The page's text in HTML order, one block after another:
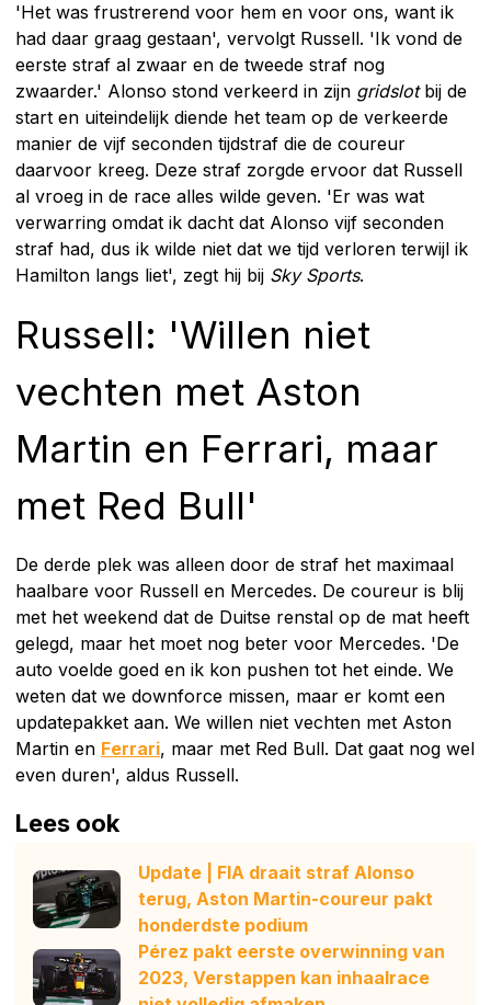
'Het was frustrerend voor hem en voor ons, want ik
had daar graag gestaan', vervolgt Russell. 'Ik vond de
eerste straf al zwaar en de tweede straf nog
zwaarder.' Alonso stond verkeerd in zijn gridslot bij de
start en uiteindelijk diende het team op de verkeerde
manier de vijf seconden tijdstraf die de coureur
daarvoor kreeg. Deze straf zorgde ervoor dat Russell
al vroeg in de race alles wilde geven. 'Er was wat
verwarring omdat ik dacht dat Alonso vijf seconden
straf had, dus ik wilde niet dat we tijd verloren terwijl ik
Hamilton langs liet', zegt hij bij Sky Sports.
Russell: 'Willen niet
vechten met Aston
Martin en Ferrari, maar
met Red Bull'
De derde plek was alleen door de straf het maximaal
haalbare voor Russell en Mercedes. De coureur is blij
met het weekend dat de Duitse renstal op de mat heeft
gelegd, maar het moet nog beter voor Mercedes. 'De
auto voelde goed en ik kon pushen tot het einde. We
weten dat we downforce missen, maar er komt een
updatepakket aan. We willen niet vechten met Aston
Martin en Ferrari, maar met Red Bull. Dat gaat nog wel
even duren', aldus Russell.
Lees ook
Update | FIA draait straf Alonso
terug, Aston Martin-coureur pakt
honderdste podium
Pérez pakt eerste overwinning van
2023, Verstappen kan inhaalrace